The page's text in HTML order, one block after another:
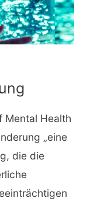
Mental Health
„eine
die die